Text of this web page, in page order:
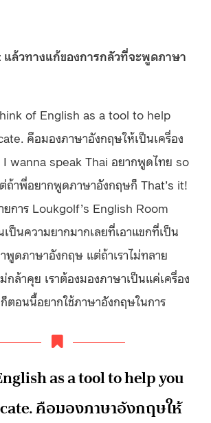
แล้วทางแก้ของการกลัวที่จะพูดภาษา
of English as a tool to help
คือมองภาษาอังกฤษให้เป็นเครื่อง
I wanna speak Thai อยากพูดไทย so
ถ้าพี่อยากพูดภาษาอังกฤษก็ That’s it!
ยการ Loukgolf’s English Room
เป็นความยากมากเลยที่เอาแขกที่เป็น
ดภาษาอังกฤษ แต่ถ้าเราไม่ทลาย
กล้าคุย เราต้องมองภาษาเป็นแค่เครื่อง
ตอนนี้อยากใช้ภาษาอังกฤษในการ
as a tool to help you
คือมองภาษาอังกฤษให้